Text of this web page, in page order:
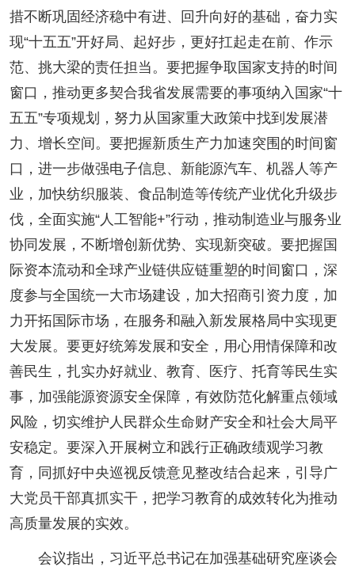
措不断巩固经济稳中有进、回升向好的基础，奋力实
现“十五五”开好局、起好步，更好扛起走在前、作示
范、挑大梁的责任担当。要把握争取国家支持的时间
窗口，推动更多契合我省发展需要的事项纳入国家“十
五五”专项规划，努力从国家重大政策中找到发展潜
力、增长空间。要把握新质生产力加速突围的时间窗
口，进一步做强电子信息、新能源汽车、机器人等产
业，加快纺织服装、食品制造等传统产业优化升级步
伐，全面实施“人工智能+”行动，推动制造业与服务业
协同发展，不断增创新优势、实现新突破。要把握国
际资本流动和全球产业链供应链重塑的时间窗口，深
度参与全国统一大市场建设，加大招商引资力度，加
力开拓国际市场，在服务和融入新发展格局中实现更
大发展。要更好统筹发展和安全，用心用情保障和改
善民生，扎实办好就业、教育、医疗、托育等民生实
事，加强能源资源安全保障，有效防范化解重点领域
风险，切实维护人民群众生命财产安全和社会大局平
安稳定。要深入开展树立和践行正确政绩观学习教
育，同抓好中央巡视反馈意见整改结合起来，引导广
大党员干部真抓实干，把学习教育的成效转化为推动
高质量发展的实效。
会议指出，习近平总书记在加强基础研究座谈会